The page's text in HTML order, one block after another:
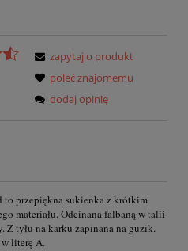
zapytaj o produkt
poleć znajomemu
dodaj opinię
to przepiękna sukienka z krótkim
materiału. Odcinana falbaną w talii
Z tyłu na karku zapinana na guzik.
w literę A.